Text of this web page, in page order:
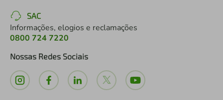
SAC
Informações, elogios e reclamações
0800 724 7220
Nossas Redes Sociais